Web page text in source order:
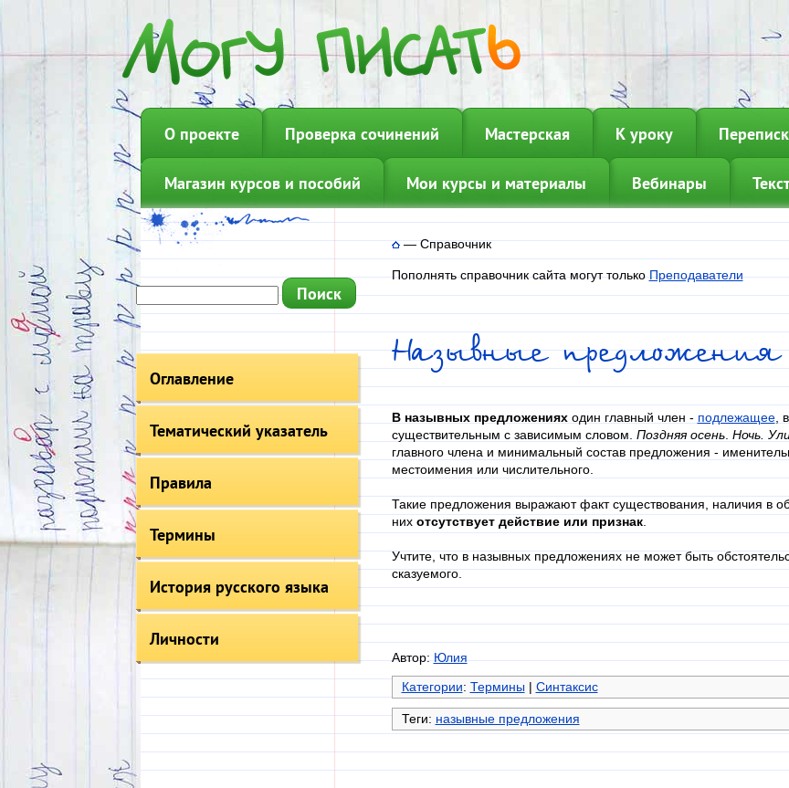
О проекте Проверка сочинений Мастерская К уроку
Магазин курсов и пособий Мои курсы и материалы Вебинары
Оглавление
Тематический указатель
Правила
Термины
История русского языка
Личности
—Справочник
Пополнять справочник сайта могут толькоПреподаватели
Назывные предложения
В назывных предложенияходин главный член - подлежащее,
существительным с зависимым словом. Поздняя осень. Ночь.
главного члена и минимальный состав предложения -
местоимения или числительного.
Такие предложения выражают факт существования, наличия в
них отсутствует действие или признак.
Учтите, что в назывных предложениях не может быть
сказуемого.
Автор:Юлия
Категории: Термины| Синтаксис
Теги: назывные предложения